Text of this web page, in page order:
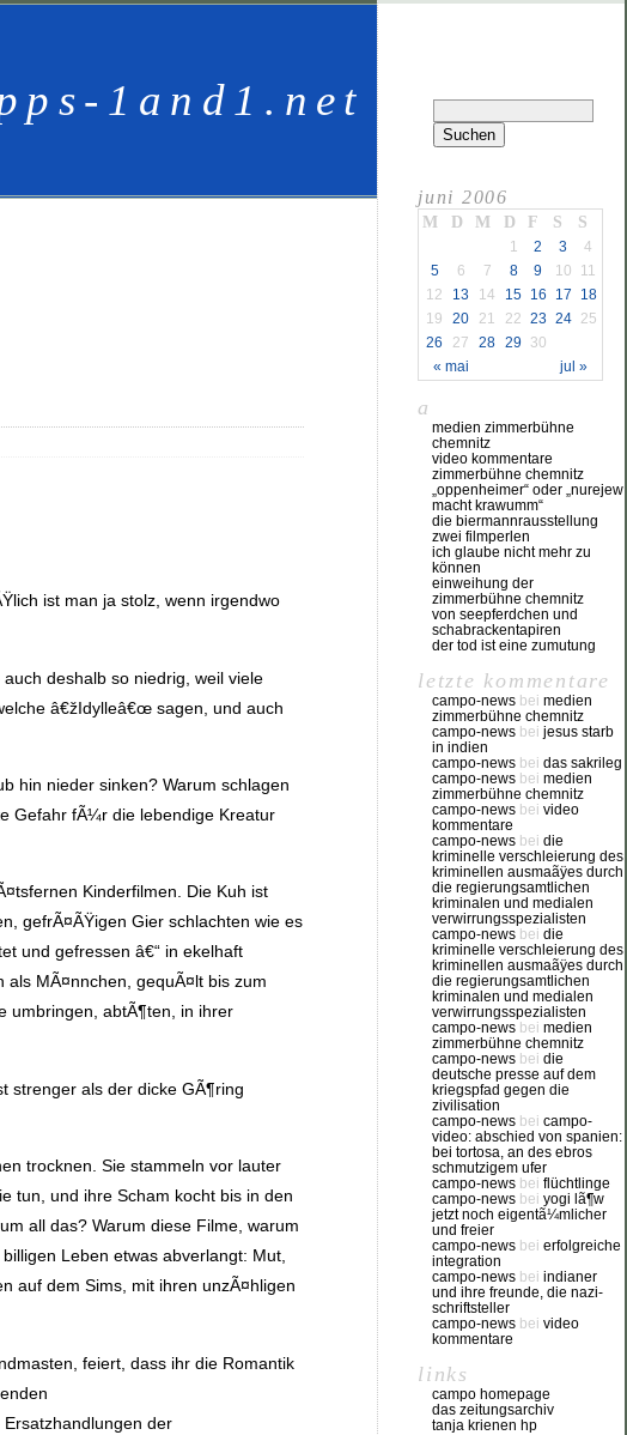
1and1.net
ist man ja stolz, wenn irgendwo
deshalb so niedrig, weil viele
â€žIdylleâ€œ sagen, und auch
hin nieder sinken? Warum schlagen
Gefahr fÃ¼r die lebendige Kreatur
Kinderfilmen. Die Kuh ist
gefrÃ¤ÃŸigen Gier schlachten wie es
und gefressen â€“ in ekelhaft
MÃ¤nnchen, gequÃ¤lt bis zum
umbringen, abtÃ¶ten, in ihrer
strenger als der dicke GÃ¶ring
trocknen. Sie stammeln vor lauter
tun, und ihre Scham kocht bis in den
all das? Warum diese Filme, warum
Leben etwas abverlangt: Mut,
auf dem Sims, mit ihren unzÃ¤hligen
feiert, dass ihr die Romantik
der
juni 2006
M D M D F S S
« mai jul »
1 2 3
4
5
6 7 8 9 10
11
12
13 14 15 16 17
18
19
20 21 22 23 24
25
26
27 28 29 30
a
medien zimmerbühne
chemnitz
video kommentare
zimmerbühne chemnitz
„oppenheimer“ oder „nurejew
macht krawumm“
die biermannrausstellung
zwei filmperlen
ich glaube nicht mehr zu
können
einweihung der
zimmerbühne chemnitz
von seepferdchen und
schabrackentapiren
der tod ist eine zumutung
letzte kommentare
campo-news bei medien
zimmerbühne chemnitz
campo-news bei jesus starb
in indien
campo-news bei das sakrileg
campo-news bei medien
zimmerbühne chemnitz
campo-news bei video
kommentare
campo-news bei die
kriminelle verschleierung des
kriminellen ausmaãÿes durch
die regierungsamtlichen
kriminalen und medialen
verwirrungsspezialisten
campo-news bei die
kriminelle verschleierung des
kriminellen ausmaãÿes durch
die regierungsamtlichen
kriminalen und medialen
verwirrungsspezialisten
campo-news bei medien
zimmerbühne chemnitz
campo-news bei die
deutsche presse auf dem
kriegspfad gegen die
zivilisation
campo-news bei campo-
video: abschied von spanien:
bei tortosa, an des ebros
schmutzigem ufer
campo-news bei flüchtlinge
campo-news bei yogi lã¶w
jetzt noch eigentã¼mlicher
und freier
campo-news bei erfolgreiche
integration
campo-news bei indianer
und ihre freunde, die nazi-
schriftsteller
campo-news bei video
kommentare
links
campo homepage
das zeitungsarchiv
tanja krienen hp